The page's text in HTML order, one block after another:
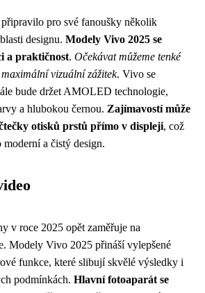
pro své fanoušky několik
designu. Modely Vivo 2025 se
a praktičnost. Očekávat můžeme tenké
vizuální zážitek. Vivo se
bude držet AMOLED technologie,
a hlubokou černou. Zajímavostí může
otisků prstů přímo v displeji, což
a čistý design.
v roce 2025 opět zaměřuje na
Modely Vivo 2025 přináší vylepšené
funkce, které slibují skvělé výsledky i
podmínkách. Hlavní fotoaparát se